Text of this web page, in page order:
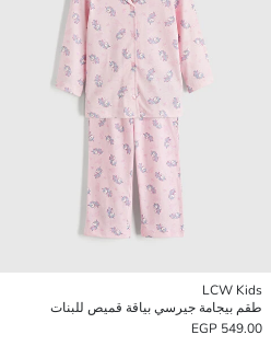
LCW Kids
طقم بيجامة جيرسي بياقة قميص للبنات
549.00 EGP